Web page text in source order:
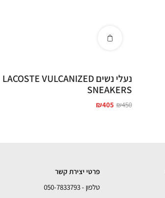
נעלי נשים LACOSTE VULCANIZED
SNEAKERS
₪450
₪405
פרטי יצירת קשר
טלפון - 050-7833793